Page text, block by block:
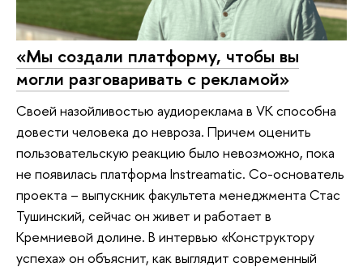
«Мы создали платформу, чтобы вы
могли разговаривать с рекламой»
Своей назойливостью аудиореклама в VK способна
довести человека до невроза. Причем оценить
пользовательскую реакцию было невозможно, пока
не появилась платформа Instreamatic. Со-основатель
проекта – выпускник факультета менеджмента Стас
Тушинский, сейчас он живет и работает в
Кремниевой долине. В интервью «Конструктору
успеха» он объяснит, как выглядит современный